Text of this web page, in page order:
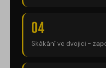
04
Skákání ve dvojici -